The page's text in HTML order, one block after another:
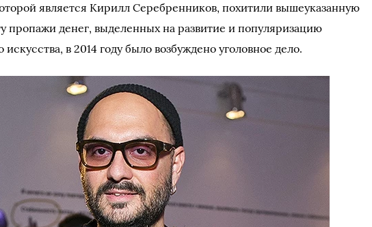
является Кирилл Серебренников, похитили вышеуказанную
пропажи денег, выделенных на развитие и популяризацию
искусства, в 2014 году было возбуждено уголовное дело.